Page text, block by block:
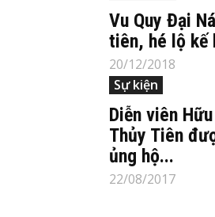
Vu Quy Đại
tiên, hé lộ kế
20/12/2018
Sự kiện
Diễn viên
Thủy Tiên
ủng hộ...
22/08/2017